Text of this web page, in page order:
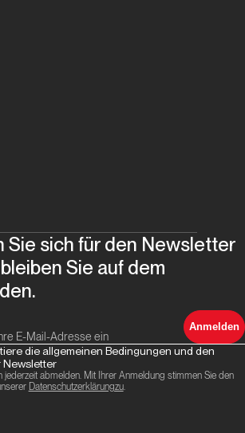
Sie sich für den Newsletter
Sie auf dem
Anmelden
die allgemeinen Bedingungen und den
Newsletter
jederzeit abmelden. Mit Ihrer Anmeldung stimmen Sie den
Datenschutzerklärungzu.